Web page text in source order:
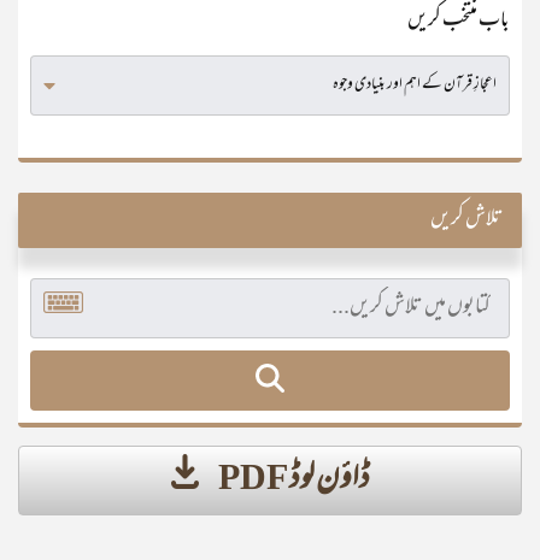
باب منتخب کریں
تلاش کریں
ڈاؤن لوڈ PDF